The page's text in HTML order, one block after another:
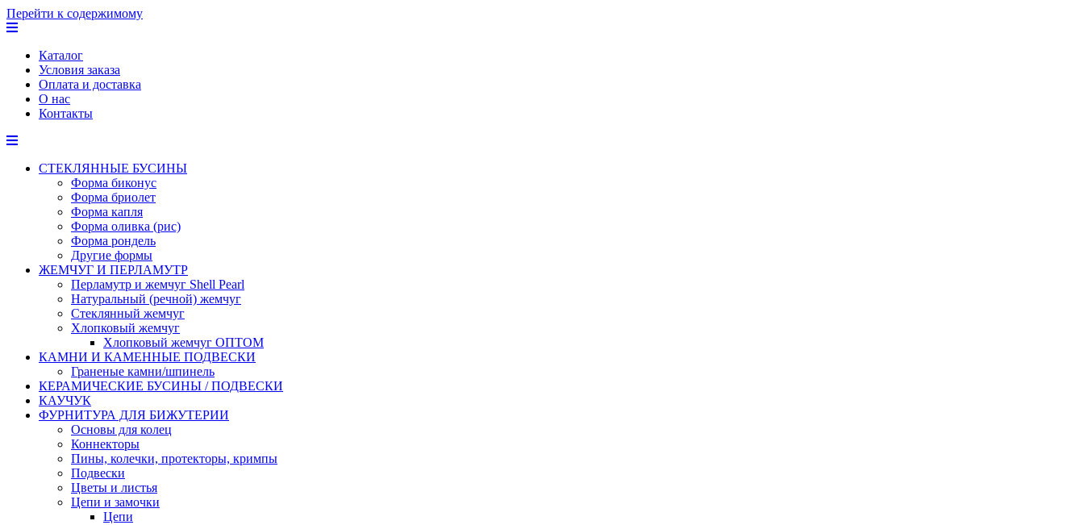
Перейти к содержимому
Каталог
Условия заказа
Оплата и доставка
О нас
Контакты
СТЕКЛЯННЫЕ БУСИНЫ
Форма биконус
Форма бриолет
Форма капля
Форма оливка (рис)
Форма рондель
Другие формы
ЖЕМЧУГ И ПЕРЛАМУТР
Перламутр и жемчуг Shell Pearl
Натуральный (речной) жемчуг
Стеклянный жемчуг
Хлопковый жемчуг
Хлопковый жемчуг ОПТОМ
КАМНИ И КАМЕННЫЕ ПОДВЕСКИ
Граненые камни/шпинель
КЕРАМИЧЕСКИЕ БУСИНЫ / ПОДВЕСКИ
КАУЧУК
ФУРНИТУРА ДЛЯ БИЖУТЕРИИ
Основы для колец
Коннекторы
Пины, колечки, протекторы, кримпы
Подвески
Цветы и листья
Цепи и замочки
Цепи